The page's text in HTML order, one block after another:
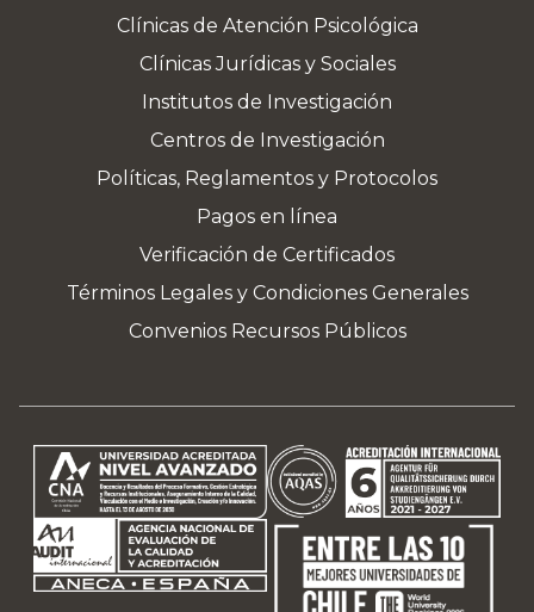
Clínicas de Atención Psicológica
Clínicas Jurídicas y Sociales
Institutos de Investigación
Centros de Investigación
Políticas, Reglamentos y Protocolos
Pagos en línea
Verificación de Certificados
Términos Legales y Condiciones Generales
Convenios Recursos Públicos